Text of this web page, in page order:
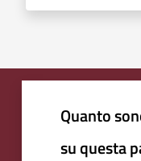
Quanto
su questa